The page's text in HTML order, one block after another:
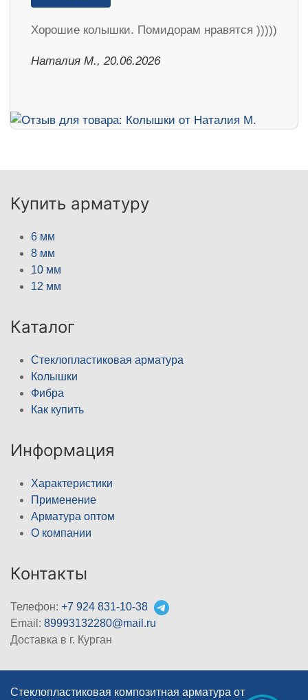
Хорошие колышки. Помидорам нравятся )))))
Наталия М., 20.06.2026
Купить арматуру
6 мм
8 мм
10 мм
12 мм
Каталог
Стеклопластиковая арматура
Колышки
Фибра
Как купить
Информация
Характеристики
Применение
Арматура оптом
О компании
Контакты
Телефон: +7 924 831-10-38
Email: 89993132280@mail.ru
Доставка в г. Курган
Стеклопластиковая композитная арматура от